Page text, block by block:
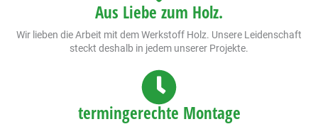
Aus Liebe zum Holz.
Wir lieben die Arbeit mit dem Werkstoff Holz. Unsere Leidenschaft
steckt deshalb in jedem unserer Projekte.
termingerechte Montage